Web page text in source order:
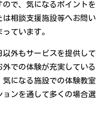
で、気になるポイントを
は相談支援施設等へお問い
ています。
外もサービスを提供して
での体験が充実している
になる施設での体験教室
ンを通して多くの場合選